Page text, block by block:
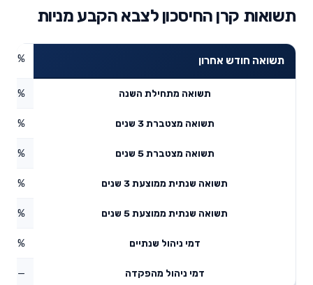
תשואות קרן החיסכון לצבא הקבע מניות
תשואה חודש אחרון
תשואה מתחילת השנה
תשואה מצטברת 3 שנים
תשואה מצטברת 5 שנים
תשואה שנתית ממוצעת 3 שנים
תשואה שנתית ממוצעת 5 שנים
דמי ניהול שנתיים 0.19%
דמי ניהול מהפקדה —